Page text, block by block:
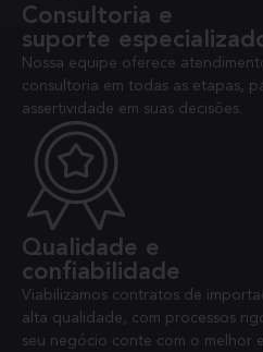
Consultoria e
suporte
Nossa equipe oferece
consultoria em todas as etapas,
assertividade em suas decisões.
Qualidade e
confiabilidade
Viabilizamos contratos de
alta qualidade, com processos
seu negócio conte com o melhor